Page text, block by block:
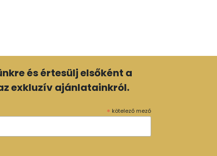
és értesülj elsőként a
exkluzív ajánlatainkról.
* kötelező mező